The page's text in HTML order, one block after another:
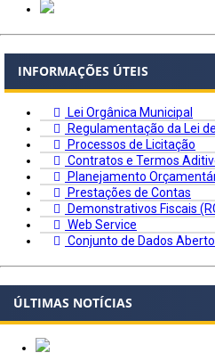
INFORMAÇÕES ÚTEIS
Lei Orgânica Municipal
Regulamentação da Lei
Processos de Licitação
Contratos e Termos
Planejamento
Prestações de Contas
Demonstrativos Fiscais
Web Service
Conjunto de Dados
ÚLTIMAS NOTÍCIAS